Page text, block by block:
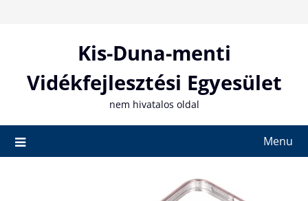
Kis-Duna-menti
Vidékfejlesztési Egyesület
nem hivatalos oldal
Menu